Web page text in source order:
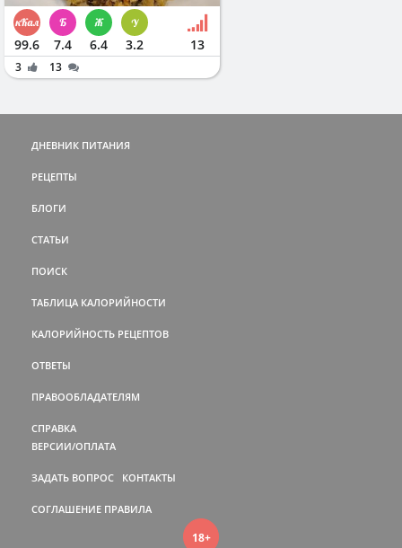
99.6 7.4 6.4 3.2 13
3 13
ДНЕВНИК ПИТАНИЯ
РЕЦЕПТЫ
БЛОГИ
СТАТЬИ
ПОИСК
ТАБЛИЦА КАЛОРИЙНОСТИ
КАЛОРИЙНОСТЬ РЕЦЕПТОВ
ОТВЕТЫ
ПРАВООБЛАДАТЕЛЯМ
СПРАВКА
ВЕРСИИ/ОПЛАТА
ЗАДАТЬ ВОПРОС КОНТАКТЫ
СОГЛАШЕНИЕ ПРАВИЛА
18+